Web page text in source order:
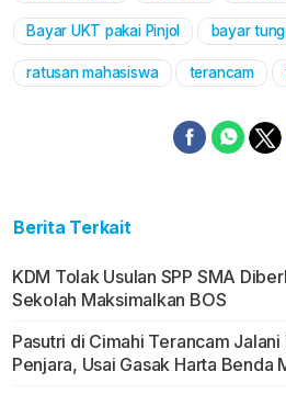
Bayar UKT pakai Pinjol bayar
ratusan mahasiswa terancam
Berita Terkait
KDM Tolak Usulan SPP SMA
Sekolah Maksimalkan BOS
Pasutri di Cimahi Terancam Jalani
Penjara, Usai Gasak Harta Benda